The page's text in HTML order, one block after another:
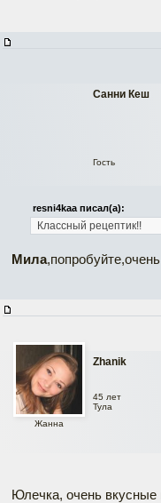
Санни Кеш
Гость
resni4kaa писал(а):
Классный рецептик!!
Мила
Zhanik
Жанна
45 лет
Тула
Юлечка, очень вкусные